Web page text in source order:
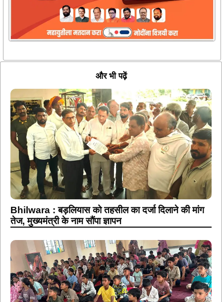
और भी पढ़ें
Bhilwara : बड़लियास को तहसील का दर्जा दिलाने की मांग
तेज, मुख्यमंत्री के नाम सौंपा ज्ञापन